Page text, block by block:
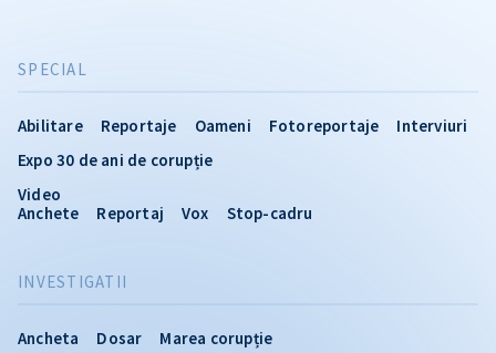
INVESTIGATII
Ancheta Dosar
Marea corupție
SPECIAL
Abilitare Reportaje Oameni Fotoreportaje
Interviuri
Expo 30 de ani de corupție
Video
Anchete
Reportaj Vox Stop-cadru